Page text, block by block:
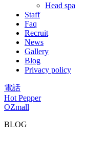
Head spa
Staff
Faq
Recruit
News
Gallery
Blog
Privacy policy
電話
Hot Pepper
OZmall
BLOG